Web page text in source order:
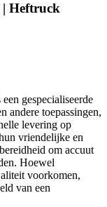
| Heftruck
gespecialiseerde
andere toepassingen,
levering op
vriendelijke en
om accuut
Hoewel
voorkomen,
van een